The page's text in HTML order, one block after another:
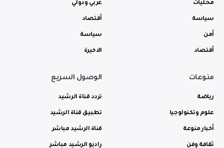
محليات
سياسة
أمن
أقتصاد
عربي ودولي
أقتصاد
سياسة
الاخيرة
منوعات
رياضة
علوم وتكنولوجيا
أخبار منوعة
ثقافة وفن
الوصول السريع
تردد قناة الرشيد
تطبيق قناة الرشيد
قناة الرشيد مباشر
راديو الرشيد مباشر